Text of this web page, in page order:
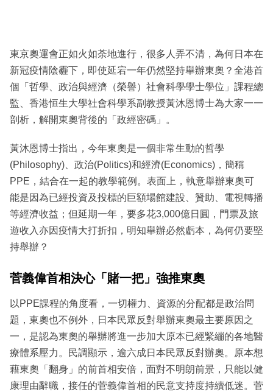
閱
專
區
東京奧運會正如火如荼地進行，很多人弄不清，為何日本在
新冠疫情陰霾下，即使延宕一年仍然堅持舉辦東奧？全港首
個「哲學、政治與經濟（榮譽）社會科學學士學位」課程總
監、香港恒生大學社會科學系副教授黃沐恩博士為大家一一
剖析，解開東奧背後的「政經密碼」。
黃沐恩博士指出，今年東奧是一個非常生動的哲學
(Philosophy)、政治(Politics)和經濟(Economics)，簡稱
PPE，結合在一起的教學範例。表面上，執意舉辦東奧可
能是因為已經投資及投標的巨額場館建設、贊助、電視轉播
等經濟收益；但延期一年，要多花3,000億日圓，門票及旅
遊收入亦因疫情大打折扣，明知舉辦必然虧本，為何仍要堅
持舉辦？
菅義偉首相決心「賭一把」強推東奧
以PPE課程的角度看，一切權力、資源的分配都是政治問
題，東奧也不例外，日本民眾反對舉辦東奧最主要原因之
一，是認為東奧的舉辦將進一步加大原本已經緊繃的各地醫
療體系壓力。民調顯示，逾六成日本民眾反對辦奧。原本想
藉東奧「翻身」的前首相安倍，面對不明朗前景，只能以健
康理由辭職，接任的菅義偉首相的民意支持度持續低迷。菅